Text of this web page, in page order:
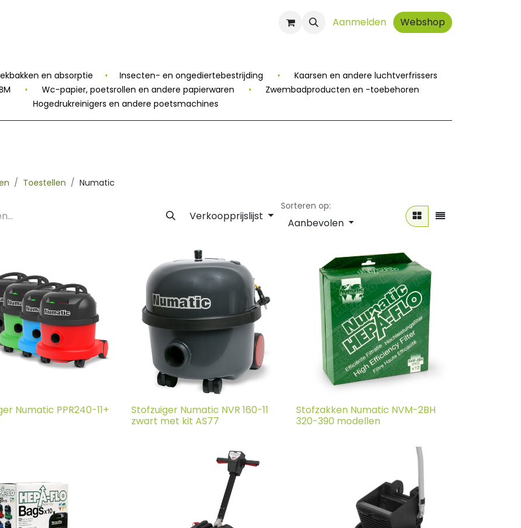
Aanmelden Webshop
en absorptie • Insecten- en ongediertebestrijding •
Kaarsen en andere luchtverfrissers
• Wc-papier, poetsrollen en andere papierwaren •
Zwembadproducten en -toebehoren
Hogedrukreinigers en andere poetsmachines
Toestellen Numatic
Verkoopprijslijst
Sorteren op:
Aanbevolen
Numatic PPR240-11+
Stofzuiger Numatic NVR 160-11
zwart met kit AS77
Stofzakken Numatic NVM-2BH
320-390 modellen